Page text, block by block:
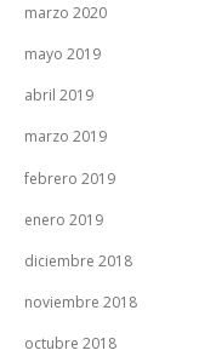
marzo 2020
mayo 2019
abril 2019
marzo 2019
febrero 2019
enero 2019
diciembre 2018
noviembre 2018
octubre 2018